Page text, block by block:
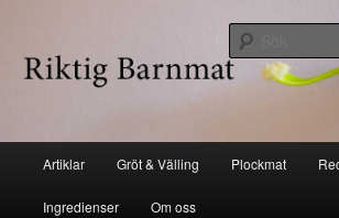
huvudinnehåll
sekundärt
innehåll Riktig barnmat
Artiklar Gröt & Välling Plockmat
Ingredienser Om oss